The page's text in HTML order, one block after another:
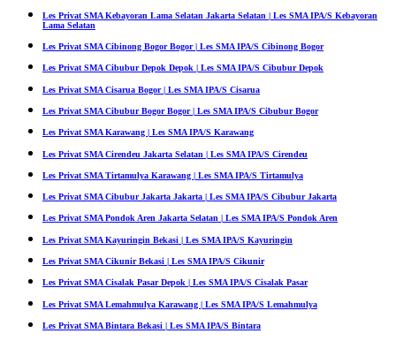
Les Privat SMA Kebayoran Lama Selatan Jakarta Selatan | Les SMA IPA/S Kebayoran
Lama Selatan
Les Privat SMA Cibinong Bogor Bogor | Les SMA IPA/S Cibinong Bogor
Les Privat SMA Cibubur Depok Depok | Les SMA IPA/S Cibubur Depok
Les Privat SMA Cisarua Bogor | Les SMA IPA/S Cisarua
Les Privat SMA Cibubur Bogor Bogor | Les SMA IPA/S Cibubur Bogor
Les Privat SMA Karawang | Les SMA IPA/S Karawang
Les Privat SMA Cirendeu Jakarta Selatan | Les SMA IPA/S Cirendeu
Les Privat SMA Tirtamulya Karawang | Les SMA IPA/S Tirtamulya
Les Privat SMA Cibubur Jakarta Jakarta | Les SMA IPA/S Cibubur Jakarta
Les Privat SMA Pondok Aren Jakarta Selatan | Les SMA IPA/S Pondok Aren
Les Privat SMA Kayuringin Bekasi | Les SMA IPA/S Kayuringin
Les Privat SMA Cikunir Bekasi | Les SMA IPA/S Cikunir
Les Privat SMA Cisalak Pasar Depok | Les SMA IPA/S Cisalak Pasar
Les Privat SMA Lemahmulya Karawang | Les SMA IPA/S Lemahmulya
Les Privat SMA Bintara Bekasi | Les SMA IPA/S Bintara